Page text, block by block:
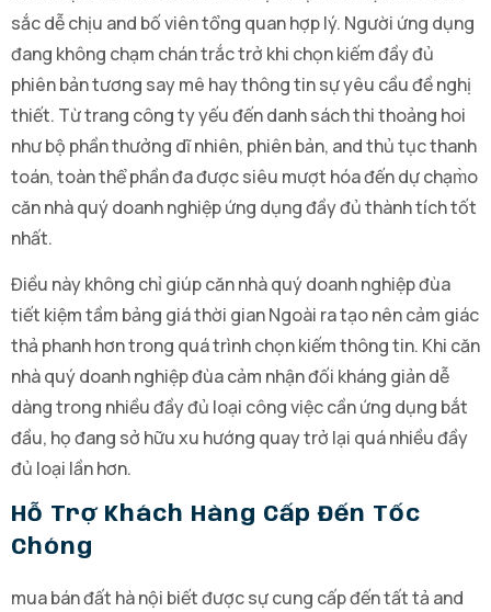
sắc dễ chịu and bố viên tổng quan hợp lý. Người ứng dụng
đang không chạm chán trắc trở khi chọn kiếm đầy đủ
phiên bản tương say mê hay thông tin sự yêu cầu đề nghị
thiết. Từ trang công ty yếu đến danh sách thi thoảng hoi
như bộ phần thưởng dĩ nhiên, phiên bản, and thủ tục thanh
toán, toàn thể phần đa được siêu mượt hóa đến dự chạm̀o
căn nhà quý doanh nghiệp ứng dụng đầy đủ thành tích tốt
nhất.
Điều này không chỉ giúp căn nhà quý doanh nghiệp đùa
tiết kiệm tầm bảng giá thời gian Ngoài ra tạo nên cảm giác
thả phanh hơn trong quá trình chọn kiếm thông tin. Khi căn
nhà quý doanh nghiệp đùa cảm nhận đối kháng giản dễ
dàng trong nhiều đầy đủ loại công việc cần ứng dụng bắt
đầu, họ đang sở hữu xu hướng quay trở lại quá nhiều đầy
đủ loại lần hơn.
Hỗ Trợ Khách Hàng Cấp Đến Tốc
Chóng
mua bán đất hà nội biết được sự cung cấp đến tất tả and